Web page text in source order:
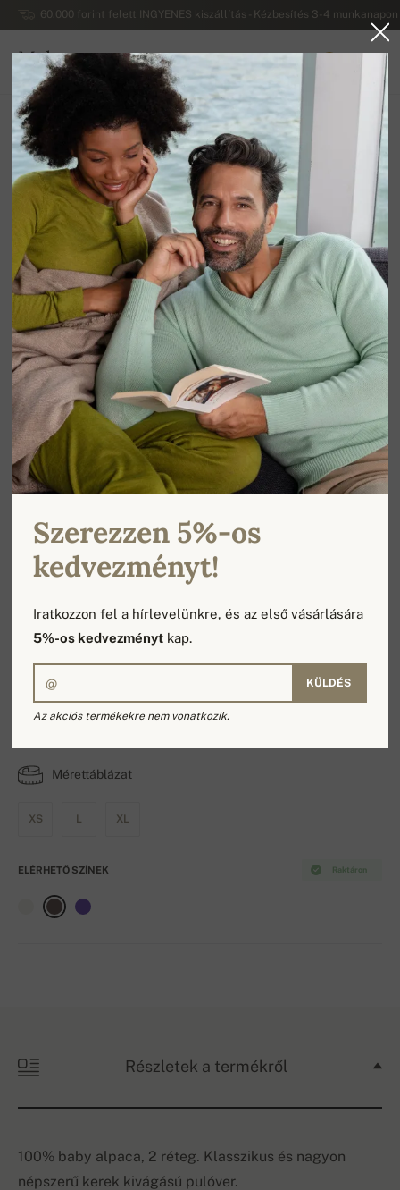
60.000 forint felett INGYENES kiszállítás - Kézbesítés 3-4
Mahogany
MAGYARORSZÁG
Vissza a főoldalra Női pulóverek Női pulóverek alpakából
Line-Alpaga
Mérettáblázat
XS L XL
Raktáron
ELÉRHETŐ SZÍNEK
Részletek a termékről
100% baby alpaca, 2 réteg. Klasszikus és nagyon
népszerű kerek kivágású pulóver.
Szerezzen 5%-os
kedvezményt!
Iratkozzon fel a hírlevelünkre, és az első vásárlására
5%-os kedvezményt kap.
KÜLDÉS
Az akciós termékekre nem vonatkozik.